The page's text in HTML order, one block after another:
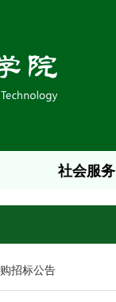
社会服务
招标公告